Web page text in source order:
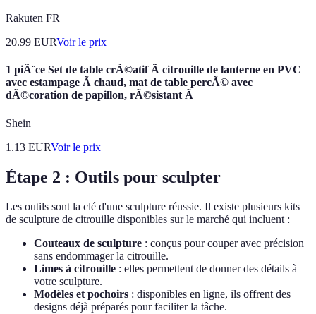
Rakuten FR
20.99 EURVoir le prix
1 piÃ¨ce Set de table crÃ©atif Ã citrouille de lanterne en PVC
avec estampage Ã chaud, mat de table percÃ© avec
dÃ©coration de papillon, rÃ©sistant Ã
Shein
1.13 EURVoir le prix
Étape 2 : Outils pour sculpter
Les outils sont la clé d'une sculpture réussie. Il existe plusieurs kits
de sculpture de citrouille disponibles sur le marché qui incluent :
Couteaux de sculpture : conçus pour couper avec précision
sans endommager la citrouille.
Limes à citrouille : elles permettent de donner des détails à
votre sculpture.
Modèles et pochoirs : disponibles en ligne, ils offrent des
designs déjà préparés pour faciliter la tâche.